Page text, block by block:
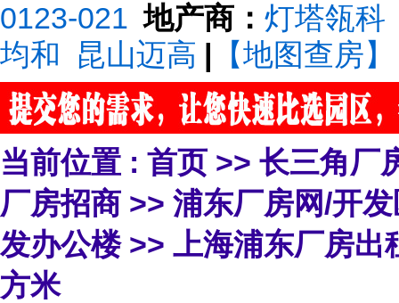
0123-021 地产商： 灯塔瓴科
均和
昆山迈高 | 【地图查房】
当前位置 : 首页 >> 长三角厂
厂房招商 >> 浦东厂房网/开
发办公楼>> 上海浦东厂房出
方米